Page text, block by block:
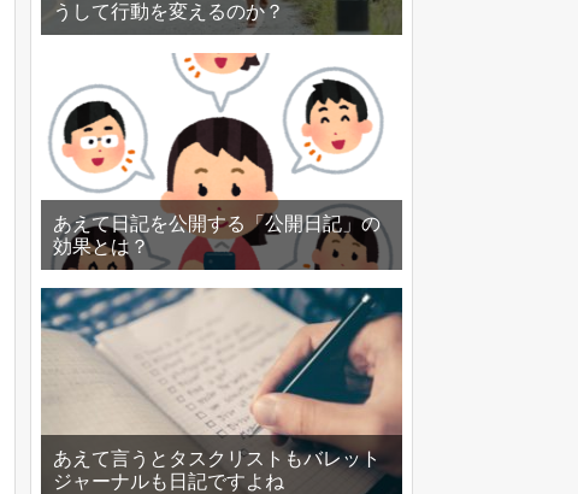
うして行動を変えるのか？
あえて日記を公開する「公開日記」の
効果とは？
あえて言うとタスクリストもバレット
ジャーナルも日記ですよね